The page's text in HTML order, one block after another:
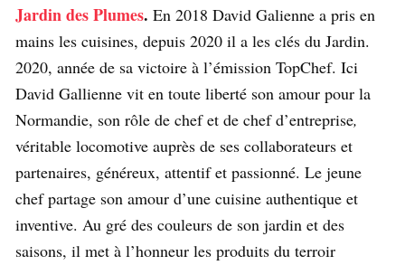
Jardin des Plumes. En 2018 David Galienne a pris en
mains les cuisines, depuis 2020 il a les clés du Jardin.
2020, année de sa victoire à l’émission TopChef. Ici
David Gallienne vit en toute liberté son amour pour la
Normandie, son rôle de chef et de chef d’entreprise,
véritable locomotive auprès de ses collaborateurs et
partenaires, généreux, attentif et passionné. Le jeune
chef partage son amour d’une cuisine authentique et
inventive. Au gré des couleurs de son jardin et des
saisons, il met à l’honneur les produits du terroir